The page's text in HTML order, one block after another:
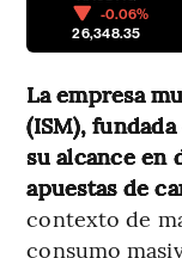
-0.06%
26,348.35
La empresa
(ISM),
su alcance en
apuestas de
contexto de
consumo